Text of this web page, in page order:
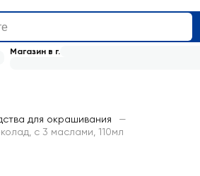
Магазин в г.
для окрашивания
—
с 3 маслами, 110мл